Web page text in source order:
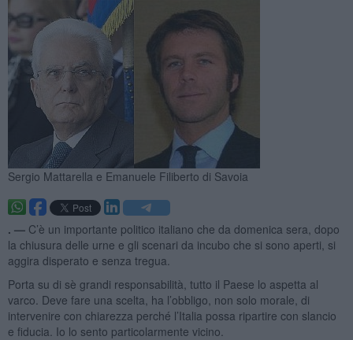
Sergio Mattarella e Emanuele Filiberto di Savoia
. — C’è un importante politico italiano che da domenica sera, dopo
la chiusura delle urne e gli scenari da incubo che si sono aperti, si
aggira disperato e senza tregua.
Porta su di sè grandi responsabilità, tutto il Paese lo aspetta al
varco. Deve fare una scelta, ha l’obbligo, non solo morale, di
intervenire con chiarezza perché l’Italia possa ripartire con slancio
e fiducia. Io lo sento particolarmente vicino.